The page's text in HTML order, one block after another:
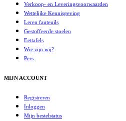
Verkoop- en Leveringsvoorwaarden
Wettelijke Kennisgeving
Leren fauteuils
Gestoffeerde stoelen
Eettafels
Wie zijn wij?
Pers
MIJN ACCOUNT
Registreren
Inloggen
Mijn bestelstatus